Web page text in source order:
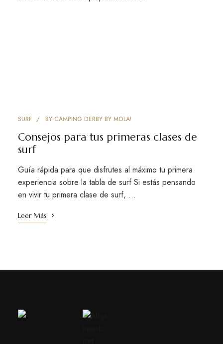
SURF BY CAMPING DERBY BY MOLA!
Consejos para tus primeras clases de
surf
Guía rápida para que disfrutes al máximo tu primera
experiencia sobre la tabla de surf Si estás pensando
en vivir tu primera clase de surf, …
Leer Más